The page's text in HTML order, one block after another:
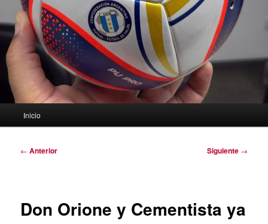
Inicio
Navegación
← Anterior Siguiente →
Don Orione y Cementista ya